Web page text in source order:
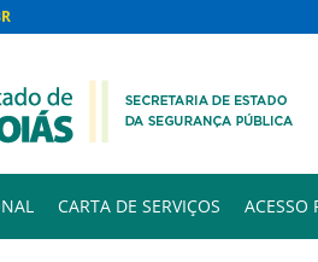
CARTA DE SERVIÇOS ACESSO